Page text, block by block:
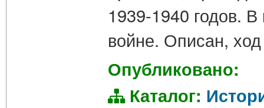
1939-1940 годов.
войне. Описан,
Опубликовано:
Каталог: